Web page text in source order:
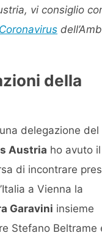
vi consiglio
della
delegazione del
Austria ho avuto
di incontrare
a Vienna la
Garavini insieme
Stefano Beltrame